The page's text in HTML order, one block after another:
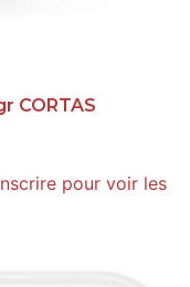
CORTAS
pour voir les